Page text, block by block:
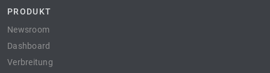
PRODUKT
Newsroom
Dashboard
Verbreitung